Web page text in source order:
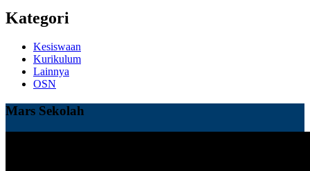
Kategori
Kesiswaan
Kurikulum
Lainnya
OSN
Mars Sekolah